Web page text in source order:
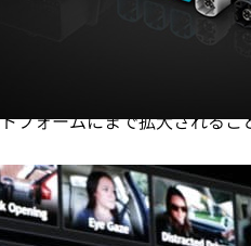
ンプルがこの四半期中にお
ック
フォームにまで拡大されるこ